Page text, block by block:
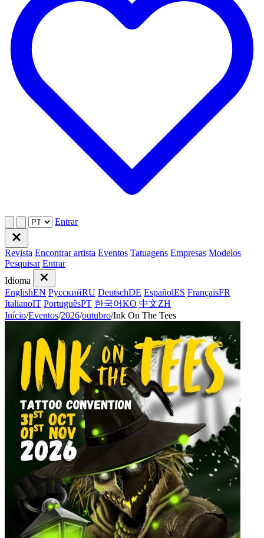
Entrar
Revista Encontrar artista Eventos Tatuagens Empresas Modelos
Pesquisar Entrar
Idioma
EnglishEN РусскийRU DeutschDE EspañolES FrançaisFR
ItalianoIT PortuguêsPT 한국어KO 中文ZH
Início/Eventos/2026/outubro/Ink On The Tees